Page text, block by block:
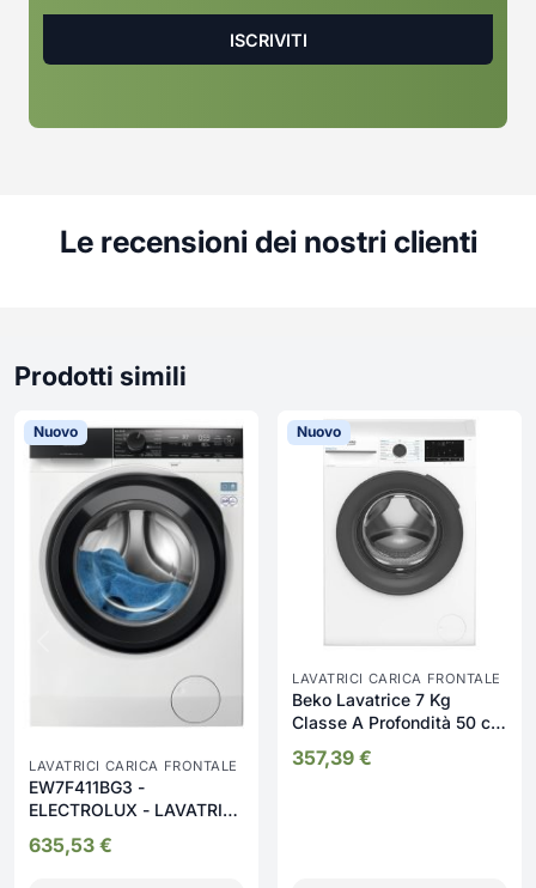
Le recensioni dei nostri clienti
Prodotti simili
Nuovo
LAVATRICI CARICA FRONTALE
EW7F411BG3 -
ELECTROLUX - LAVATRICE
INV VAP GRUPPI
635,53 €
Nuovo
LAVATRICI CARICA FRONTALE
Beko Lavatrice 7 Kg
Classe A Profondità 50 cm
Inverter Vapore
357,39 €